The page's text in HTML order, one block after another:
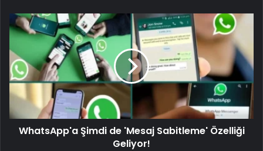
WhatsApp'a Şimdi de 'Mesaj Sabitleme' Özelliği
Geliyor!